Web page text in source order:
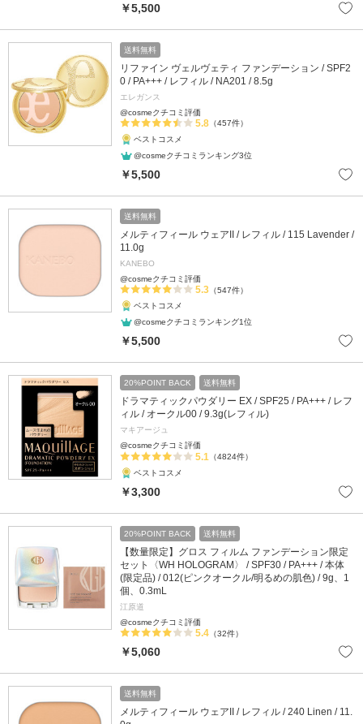
￥5,500
送料無料
リファイン ヴェルヴェティ ファンデーション / SPF2
0 / PA+++ / レフィル / NA201 / 8.5g
エレガンス
@cosmeクチコミ評価
5.8 （457件）
ベストコスメ
@cosmeクチコミランキング3位
￥5,500
送料無料
メルティフィール ウェアII / レフィル / 115 Lavender /
11.0g
KANEBO
@cosmeクチコミ評価
5.3 （547件）
ベストコスメ
@cosmeクチコミランキング1位
￥5,500
20%POINT BACK 送料無料
ドラマティックパウダリー EX / SPF25 / PA+++ / レフ
ィル / オークル00 / 9.3g(レフィル)
マキアージュ
@cosmeクチコミ評価
5.1
（4824件）
ベストコスメ
￥3,300
20%POINT BACK 送料無料
【数量限定】グロス フィルム ファンデーション限定
セット〈WH HOLOGRAM〉 / SPF30 / PA+++ / 本体
(限定品) / 012(ピンクオークル/明るめの肌色) / 9g、1
個、0.3mL
江原道
@cosmeクチコミ評価
5.4 （32件）
￥5,060
送料無料
メルティフィール ウェアII / レフィル / 240 Linen / 11.